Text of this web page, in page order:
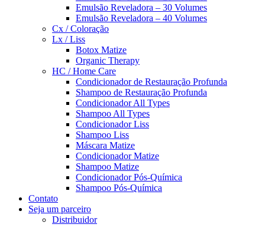
Emulsão Reveladora – 30 Volumes
Emulsão Reveladora – 40 Volumes
Cx / Coloração
Lx / Liss
Botox Matize
Organic Therapy
HC / Home Care
Condicionador de Restauração Profunda
Shampoo de Restauração Profunda
Condicionador All Types
Shampoo All Types
Condicionador Liss
Shampoo Liss
Máscara Matize
Condicionador Matize
Shampoo Matize
Condicionador Pós-Química
Shampoo Pós-Química
Contato
Seja um parceiro
Distribuidor